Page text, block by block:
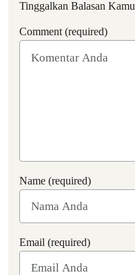
Tinggalkan Balasan Kamu
Comment (required)
Name (required)
Email (required)